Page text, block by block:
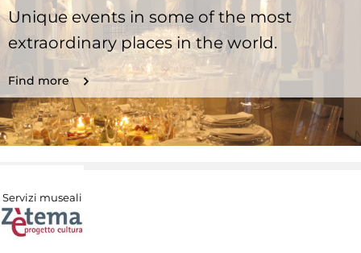
Unique events in some of the most
extraordinary places in the world.
Find more
Servizi museali